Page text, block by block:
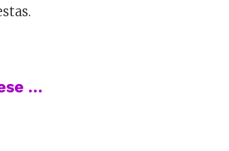
…